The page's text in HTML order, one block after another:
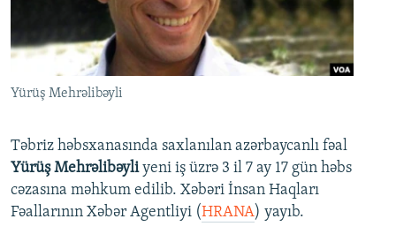
Yürüş Mehrəlibəyli
Təbriz həbsxanasında saxlanılan azərbaycanlı fəal
Yürüş Mehrəlibəyliyeni iş üzrə 3 il 7 ay 17 gün həbs
cəzasına məhkum edilib. Xəbəri İnsan Haqları
Fəallarının Xəbər Agentliyi (HRANA) yayıb.